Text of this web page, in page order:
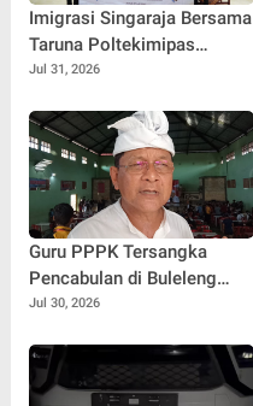
Imigrasi Singaraja Bersama
Taruna Poltekimipas
Edukasi Ratusan Pelajar
Cerdas
Jul 31, 2026
Guru PPPK Tersangka
Pencabulan di Buleleng
Diberhentikan Sementara
Jul 30, 2026